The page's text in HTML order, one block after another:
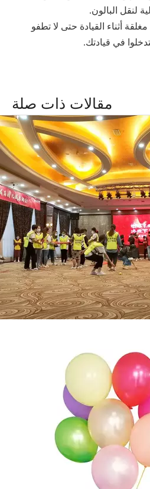
لنقل البالون.
أثناء القيادة حتى لا تطفو
في قيادتك.
مقالات ذات صلة